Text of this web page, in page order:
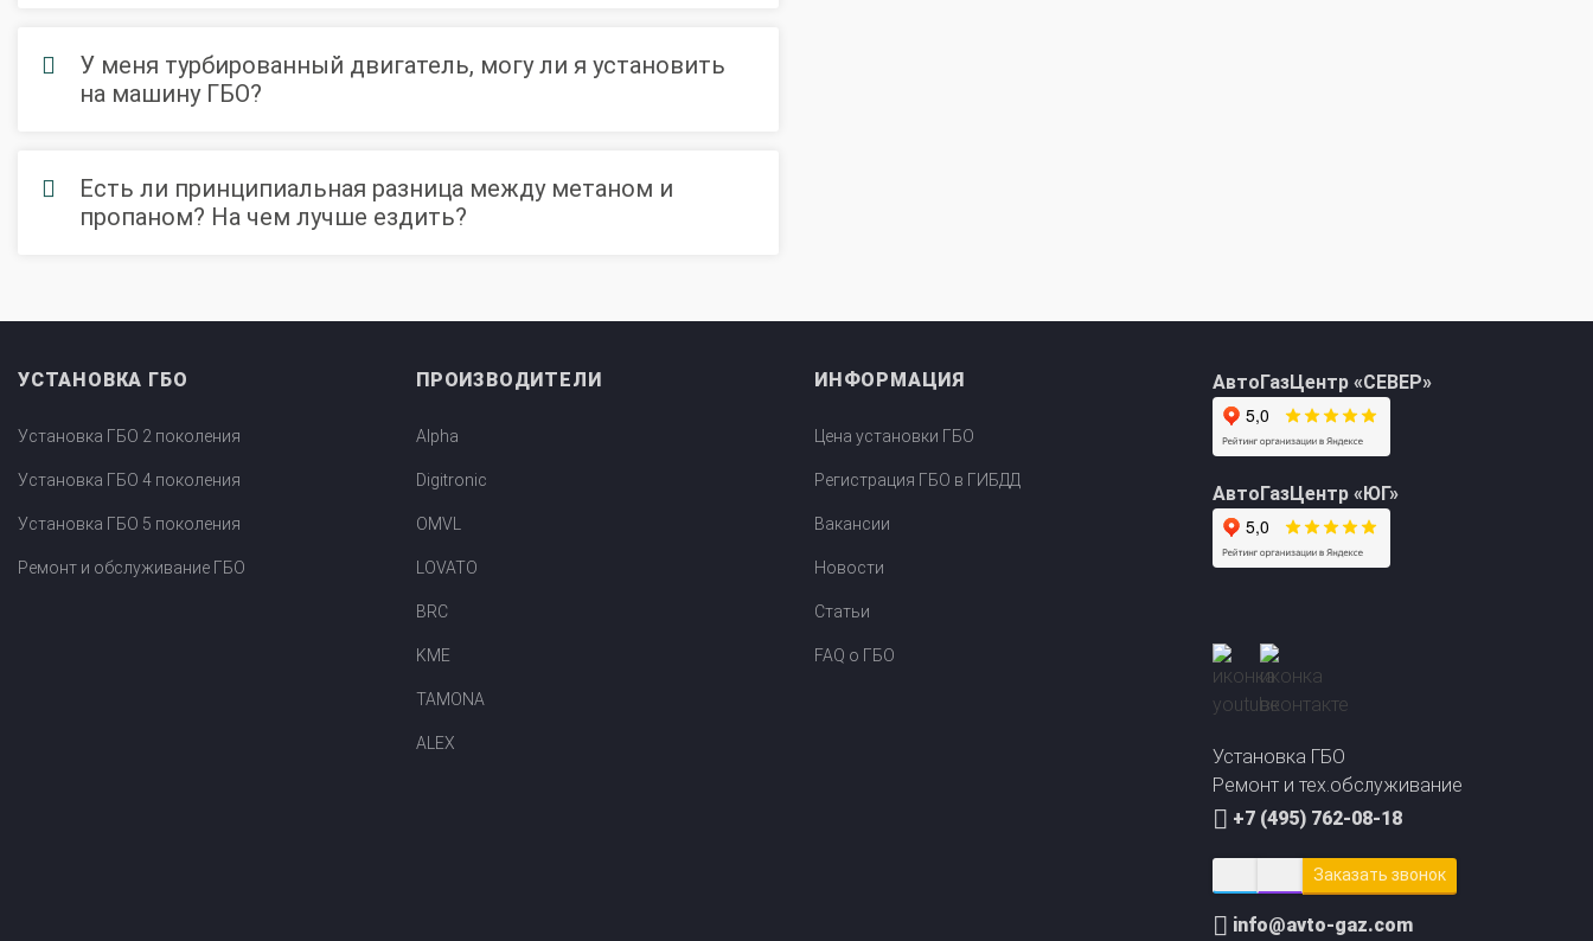
Карта заправок метан пропан Преимущества ГБО
У меня турбированный двигатель, могу ли я установить
на машину ГБО?
Есть ли принципиальная разница между метаном и
пропаном? На чем лучше ездить?
УСТАНОВКА ГБО
Установка ГБО 2 поколения
Установка ГБО 4 поколения
Установка ГБО 5 поколения
Ремонт и обслуживание ГБО
ПРОИЗВОДИТЕЛИ
Alpha
Digitronic
OMVL
LOVATO
BRC
KME
TAMONA
ALEX
ИНФОРМАЦИЯ
Цена установки ГБО
Регистрация ГБО в ГИБДД
Вакансии
Новости
Статьи
FAQ о ГБО
АвтоГазЦентр «СЕВЕР»
АвтоГазЦентр «ЮГ»
Установка ГБО
Ремонт и тех.обслуживание
+7 (495) 762-08-18
Заказать звонок
info@avto-gaz.com